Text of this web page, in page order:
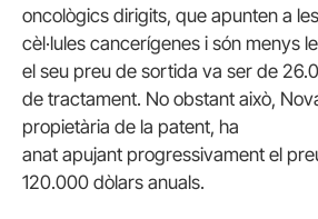
oncològics dirigits, que apunten a les
cèl·lules cancerígenes i són menys
el seu preu de sortida va ser de
de tractament. No obstant això,
propietària de la patent, ha
anat apujant progressivament el
120.000 dòlars anuals.